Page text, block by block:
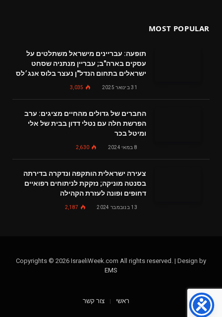
MOST POPULAR
תופעה: עבריינים מישראל משתלטים על
עסקים בארה"ב; עבריין מנתניה שסחט
ישראלים בתחום הנדל"ן נעצר בלוס אנג׳לס
31 בינואר 2025 3,035
החברים של גדולים מהחיים מציגים: ערב
הפרשת חלה עם נטלי דדון בבית של אלי
ומיטל בכר
8 במאי 2024 2,630
צעירה ישראלית הותקפה ונדקרה בדירתה
בסנטה מוניקה; נזקקת לניתוחים רפואיים
דחופים ופונה לעזרת הקהילה
13 בנובמבר 2024 2,187
Copyrights © 2026 IsraeliWeek.com All rights reserved. | Design by
EMS
ראשי צור קשר